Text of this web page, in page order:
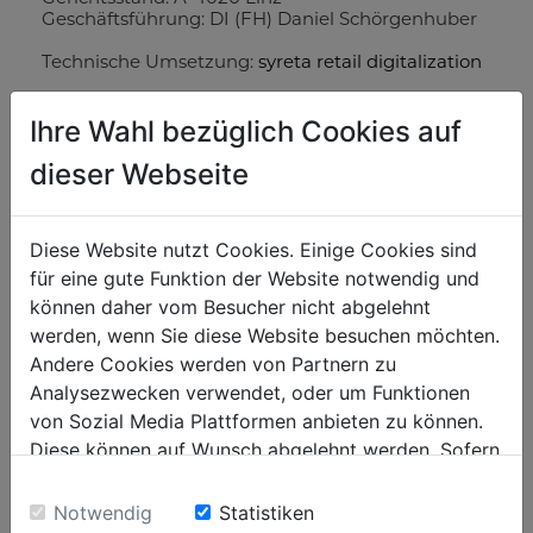
Geschäftsführung: DI (FH) Daniel Schörgenhuber
Technische Umsetzung: syreta retail digitalization
Sämtliche Texte auf der Website wurden sorgfältig
geprüft. Dessen ungeachtet kann keine Garantie
für Richtigkeit, Vollständigkeit und Aktualität der
Angaben übernommen werden.
Der sorgfältige Umgang mit Ihren persönlichen
Daten ist uns ein besonderes Anliegen und wir
möchten Ihnen mit dieser Datenschutzerklärung
den Umgang und Schutz Ihrer Daten nachfolgend
zur Kenntnis bringen.
Links
Links auf diese Website - auch auf Seiten in der
Tiefe - sind erwünscht. Eine Übernahme des
Hauptfensters in ein Frame-Set des Linksetzers ist
Impressum
Ihre Wahl bezüglich Cookies auf
dieser Webseite
Diese Website nutzt Cookies. Einige Cookies sind
für eine gute Funktion der Website notwendig und
können daher vom Besucher nicht abgelehnt
werden, wenn Sie diese Website besuchen möchten.
Andere Cookies werden von Partnern zu
Analysezwecken verwendet, oder um Funktionen
von Sozial Media Plattformen anbieten zu können.
Diese können auf Wunsch abgelehnt werden. Sofern
Einwilligung zu unseren Cookies.
Notwendig Statistiken